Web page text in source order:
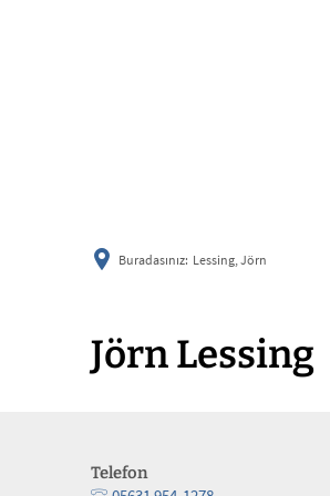
Buradasınız: Lessing, Jörn
Jörn Lessing
Telefon